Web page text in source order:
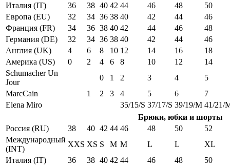
Италия (IT)
36 38 40 42 44 46 48
50
Европа (EU)
32 34 36 38 40 42 44
46
Франция (FR)
34 36 38 40 42 44 46
48
Германия (DE)
32 34 36 38 40 42 44
46
Англия (UK)
4 6 8 10 12 14 16
18
Америка (US)
0 2 4 6 8 10 12
14
Schumacher Un
Jour
0 1 2 3 4
5
MarcCain
1 2 3 4 5 6
7
Elena Miro
35/15/S 37/17/S 39/19/M 41/21/
Брюки, юбки и шорты
Россия (RU)
38 40 42 44 46 48 50
52
Международный
(INT)
XXS XS S M M L L
XL
Италия (IT)
36 38 40 42 44 46 48
50